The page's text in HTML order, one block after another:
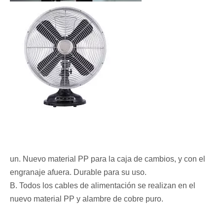
un. Nuevo material PP para la caja de cambios, y con el
engranaje afuera. Durable para su uso.
B. Todos los cables de alimentación se realizan en el
nuevo material PP y alambre de cobre puro.